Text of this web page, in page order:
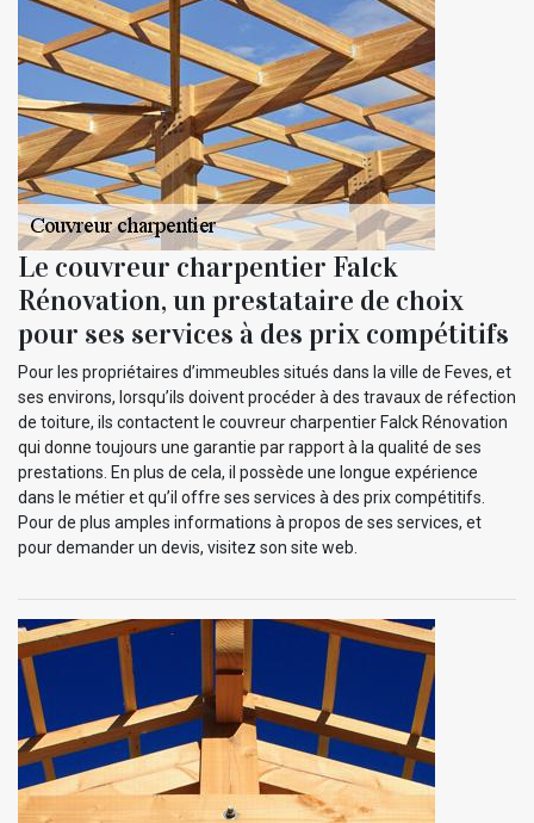
Le couvreur charpentier Falck
Rénovation, un prestataire de choix
pour ses services à des prix compétitifs
Pour les propriétaires d’immeubles situés dans la ville de Feves, et
ses environs, lorsqu’ils doivent procéder à des travaux de réfection
de toiture, ils contactent le couvreur charpentier Falck Rénovation
qui donne toujours une garantie par rapport à la qualité de ses
prestations. En plus de cela, il possède une longue expérience
dans le métier et qu’il offre ses services à des prix compétitifs.
Pour de plus amples informations à propos de ses services, et
pour demander un devis, visitez son site web.